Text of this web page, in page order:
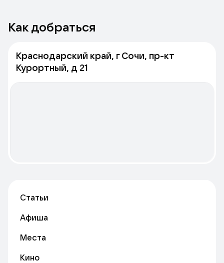
Как добраться
Краснодарский край, г Сочи, пр-кт
Курортный, д 21
Статьи
Афиша
Места
Кино